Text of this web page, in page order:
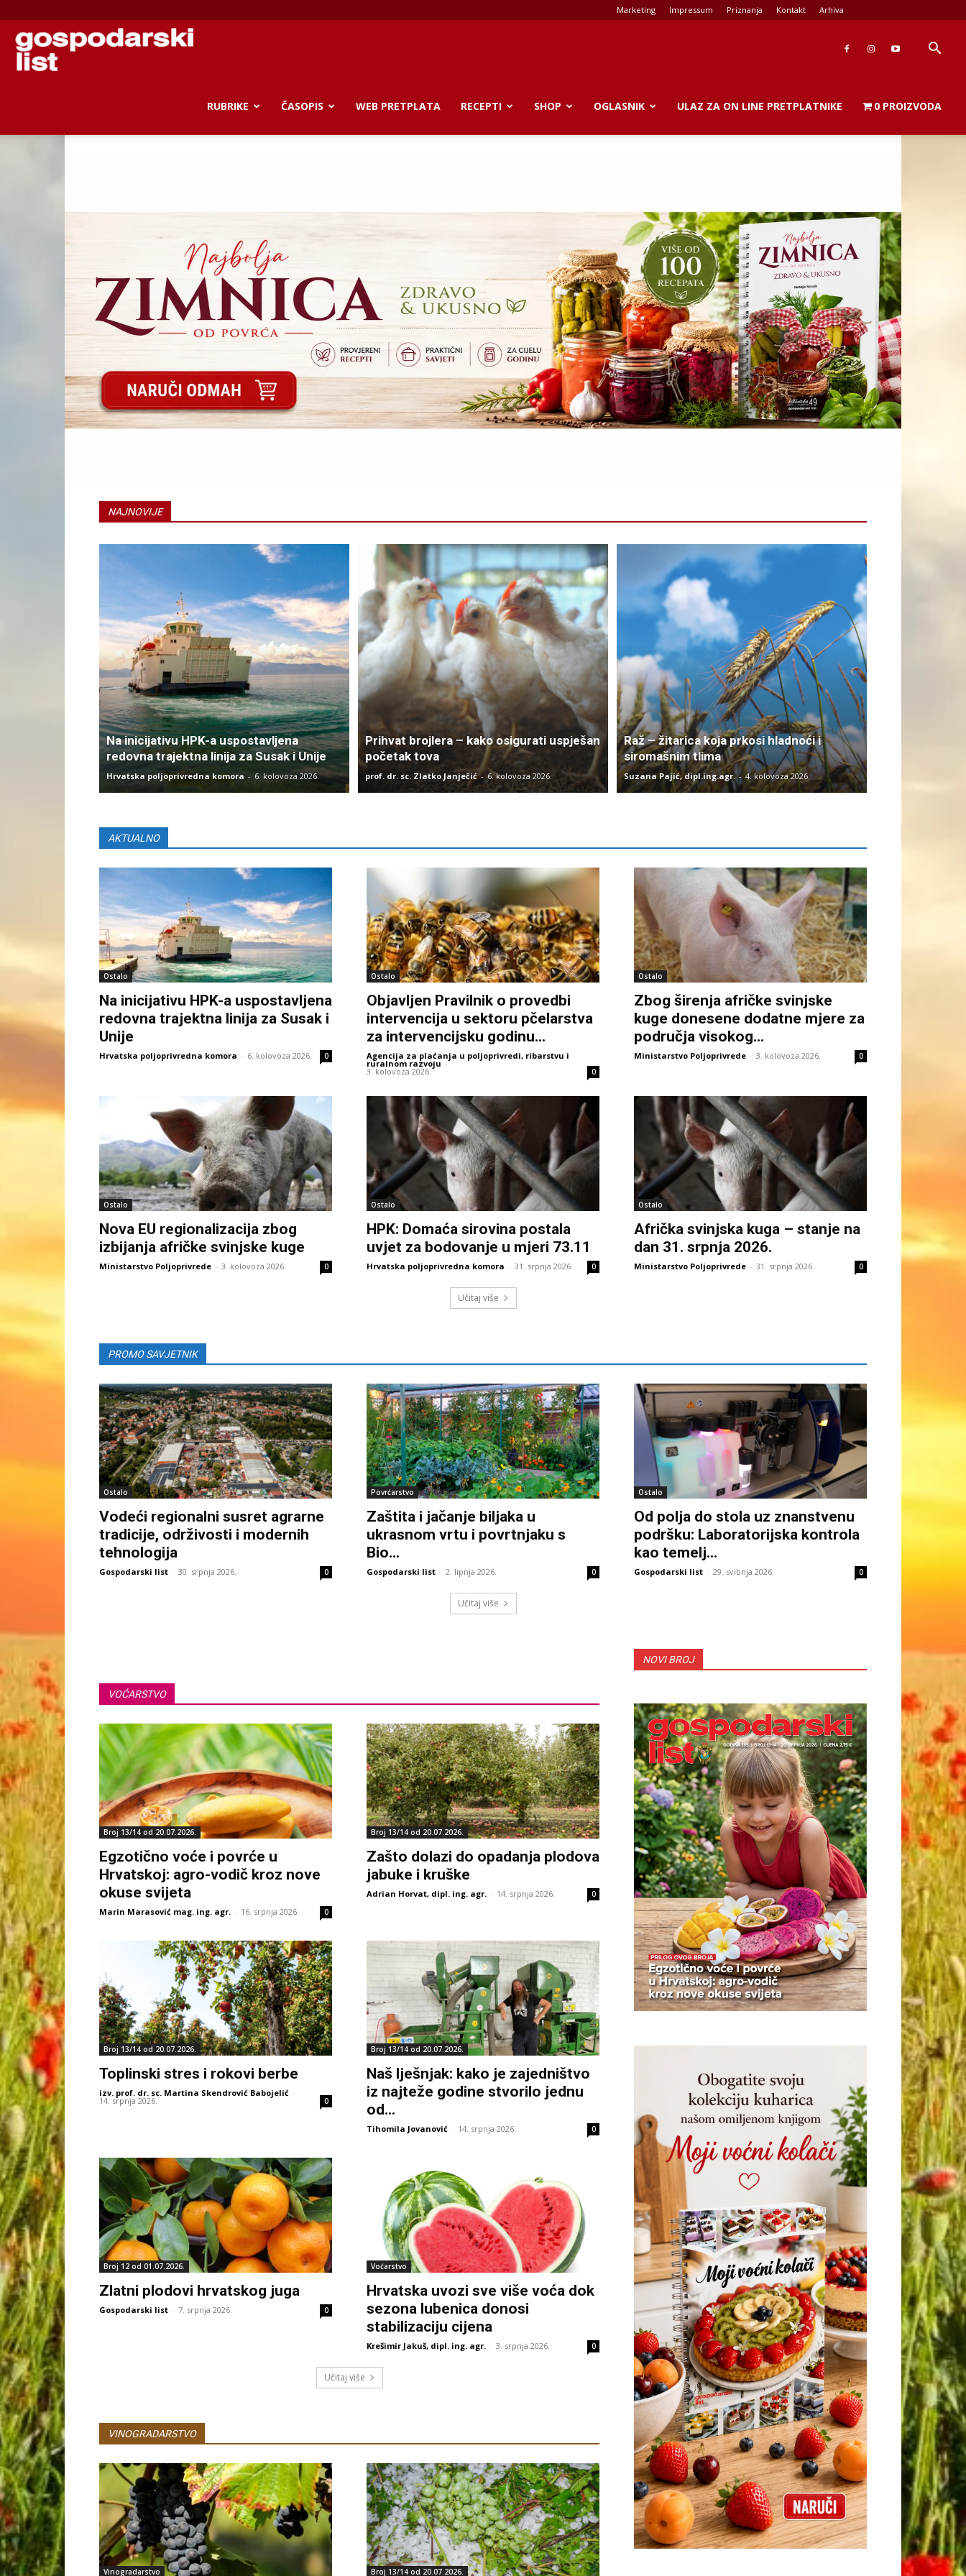
Marketing Impressum Priznanja Kontakt Arhiva
Gospodarski
RUBRIKE ČASOPIS WEB PRETPLATA RECEPTI SHOP OGLASNIK ULAZ ZA ON LINE PRETPLATNIKE 0 PROIZVODA
NAJNOVIJE
Na inicijativu HPK-a uspostavljena
redovna trajektna linija za Susak i Unije
Hrvatska poljoprivredna komora - 6. kolovoza 2026.
Prihvat brojlera – kako osigurati uspješan
početak tova
prof. dr. sc. Zlatko Janječić - 6. kolovoza 2026.
Raž – žitarica koja prkosi hladnoći i
siromašnim tlima
Suzana Pajić, dipl.ing.agr. - 4. kolovoza 2026.
AKTUALNO
Ostalo
Na inicijativu HPK-a uspostavljena
redovna trajektna linija za Susak i
Unije
Hrvatska poljoprivredna komora - 6. kolovoza 2026. 0
Ostalo
Objavljen Pravilnik o provedbi
intervencija u sektoru pčelarstva
za intervencijsku godinu...
Agencija za plaćanja u poljoprivredi, ribarstvu i
ruralnom razvoju -
3. kolovoza 2026. 0
Ostalo
Zbog širenja afričke svinjske
kuge donesene dodatne mjere za
područja visokog...
Ministarstvo Poljoprivrede - 3. kolovoza 2026. 0
Ostalo
Nova EU regionalizacija zbog
izbijanja afričke svinjske kuge
Ministarstvo Poljoprivrede - 3. kolovoza 2026. 0
Ostalo
HPK: Domaća sirovina postala
uvjet za bodovanje u mjeri 73.11
Hrvatska poljoprivredna komora - 31. srpnja 2026. 0
Ostalo
Afrička svinjska kuga – stanje na
dan 31. srpnja 2026.
Ministarstvo Poljoprivrede - 31. srpnja 2026. 0
Učitaj više
PROMO SAVJETNIK
Ostalo
Vodeći regionalni susret agrarne
tradicije, održivosti i modernih
tehnologija
Gospodarski list - 30. srpnja 2026. 0
Povrćarstvo
Zaštita i jačanje biljaka u
ukrasnom vrtu i povrtnjaku s
Bio...
Gospodarski list - 2. lipnja 2026. 0
Ostalo
Od polja do stola uz znanstvenu
podršku: Laboratorijska kontrola
kao temelj...
Gospodarski list - 29. svibnja 2026. 0
Učitaj više
VOĆARSTVO
Broj 13/14 od 20.07.2026.
Egzotično voće i povrće u
Hrvatskoj: agro-vodič kroz nove
okuse svijeta
Marin Marasović mag. ing. agr. - 16. srpnja 2026. 0
Broj 13/14 od 20.07.2026.
Zašto dolazi do opadanja plodova
jabuke i kruške
Adrian Horvat, dipl. ing. agr. - 14. srpnja 2026. 0
Broj 13/14 od 20.07.2026.
Toplinski stres i rokovi berbe
izv. prof. dr. sc. Martina Skendrović Babojelić -
14. srpnja 2026. 0
Broj 13/14 od 20.07.2026.
Naš lješnjak: kako je zajedništvo
iz najteže godine stvorilo jednu
od...
Tihomila Jovanović - 14. srpnja 2026. 0
Broj 12 od 01.07.2026.
Zlatni plodovi hrvatskog juga
Gospodarski list - 7. srpnja 2026. 0
Voćarstvo
Hrvatska uvozi sve više voća dok
sezona lubenica donosi
stabilizaciju cijena
Krešimir Jakuš, dipl. ing. agr. - 3. srpnja 2026. 0
Učitaj više
VINOGRADARSTVO
Vinogradarstvo Broj 13/14 od 20.07.2026.
NOVI BROJ